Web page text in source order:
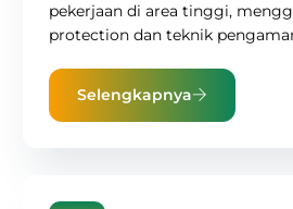
pekerjaan di area tinggi,
protection dan teknik
Selengkapnya